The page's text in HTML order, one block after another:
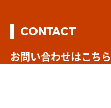
CONTACT
お問い合わせはこちら